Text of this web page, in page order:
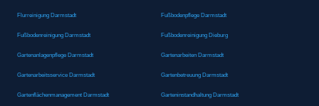
Flurreinigung Darmstadt Fußbodenpflege Darmstadt
Fußbodenreinigung Darmstadt Fußbodenreinigung Dieburg
Gartenanlagenpflege Darmstadt Gartenarbeiten Darmstadt
Gartenarbeitsservice Darmstadt Gartenbetreuung Darmstadt
Gartenflächenmanagement Darmstadt Garteninstandhaltung Darmstadt